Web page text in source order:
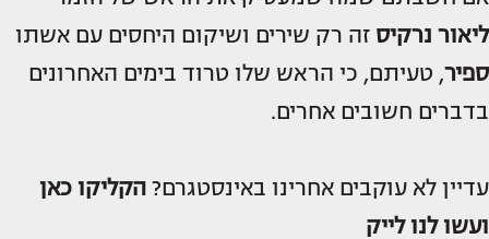
ליאור נרקיס זה רק שירים ושיקום היחסים עם אשתו
ספיר, טעיתם, כי הראש שלו טרוד בימים האחרונים
בדברים חשובים אחרים.
עדיין לא עוקבים אחרינו באינסטגרם? הקליקו כאן
ועשו לנו לייק